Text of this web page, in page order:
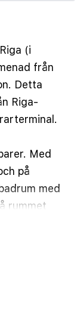
(i
från
Detta
Riga-
Med
på
med
rummet
till